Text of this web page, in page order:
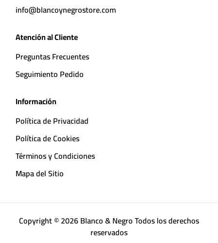
info@blancoynegrostore.com
Atención al Cliente
Preguntas Frecuentes
Seguimiento Pedido
Información
Política de Privacidad
Política de Cookies
Términos y Condiciones
Mapa del Sitio
Copyright © 2026 Blanco & Negro Todos los derechos
reservados